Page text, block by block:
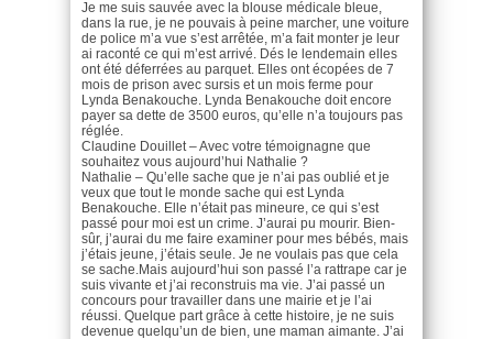
Je me suis sauvée avec la blouse médicale bleue,
dans la rue, je ne pouvais à peine marcher, une voiture
de police m’a vue s’est arrêtée, m’a fait monter je leur
ai raconté ce qui m’est arrivé. Dés le lendemain elles
ont été déferrées au parquet. Elles ont écopées de 7
mois de prison avec sursis et un mois ferme pour
Lynda Benakouche. Lynda Benakouche doit encore
payer sa dette de 3500 euros, qu’elle n’a toujours pas
réglée.
Claudine Douillet – Avec votre témoignagne que
souhaitez vous aujourd’hui Nathalie ?
Nathalie – Qu’elle sache que je n’ai pas oublié et je
veux que tout le monde sache qui est Lynda
Benakouche. Elle n’était pas mineure, ce qui s’est
passé pour moi est un crime. J’aurai pu mourir. Bien-
sûr, j’aurai du me faire examiner pour mes bébés, mais
j’étais jeune, j’étais seule. Je ne voulais pas que cela
se sache.Mais aujourd’hui son passé l’a rattrape car je
suis vivante et j’ai reconstruis ma vie. J’ai passé un
concours pour travailler dans une mairie et je l’ai
réussi. Quelque part grâce à cette histoire, je ne suis
devenue quelqu’un de bien, une maman aimante. J’ai